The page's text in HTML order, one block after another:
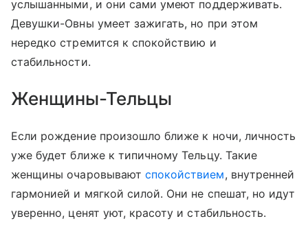
услышанными, и они сами умеют поддерживать.
Девушки-Овны умеет зажигать, но при этом
нередко стремится к спокойствию и
стабильности.
Женщины-Тельцы
Если рождение произошло ближе к ночи, личность
уже будет ближе к типичному Тельцу. Такие
женщины очаровывают спокойствием, внутренней
гармонией и мягкой силой. Они не спешат, но идут
уверенно, ценят уют, красоту и стабильность.